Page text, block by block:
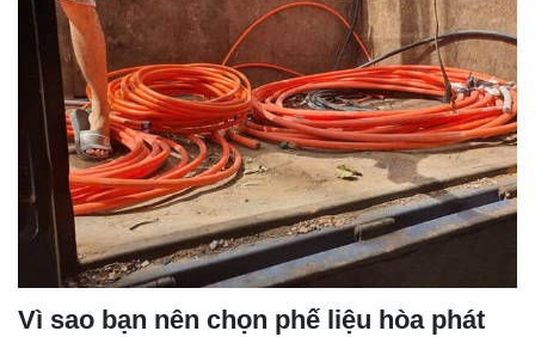
Vì sao bạn nên chọn phế liệu hòa phát